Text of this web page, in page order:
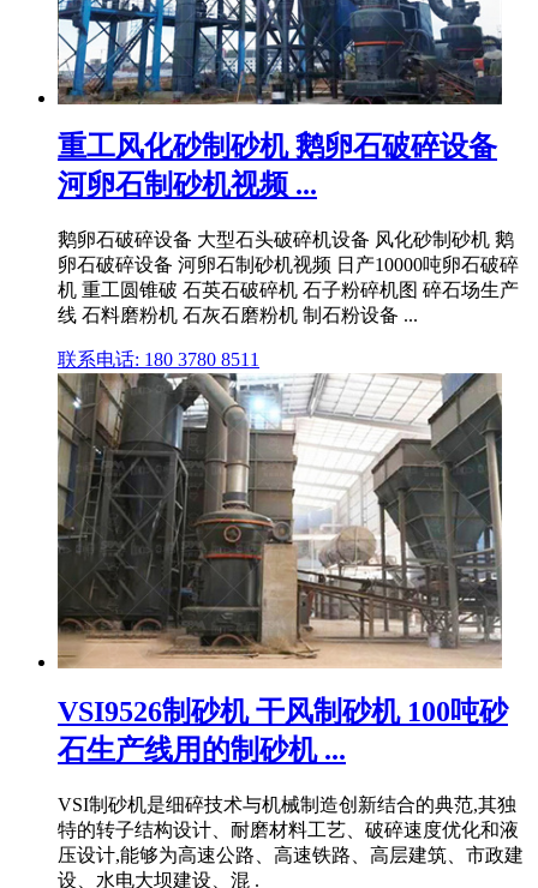
重工风化砂制砂机 鹅卵石破碎设备
河卵石制砂机视频 ...
鹅卵石破碎设备 大型石头破碎机设备 风化砂制砂机 鹅
卵石破碎设备 河卵石制砂机视频 日产10000吨卵石破碎
机 重工圆锥破 石英石破碎机 石子粉碎机图 碎石场生产
线 石料磨粉机 石灰石磨粉机 制石粉设备 ...
联系电话: 180 3780 8511
VSI9526制砂机 干风制砂机 100吨砂
石生产线用的制砂机 ...
VSI制砂机是细碎技术与机械制造创新结合的典范,其独
特的转子结构设计、耐磨材料工艺、破碎速度优化和液
压设计,能够为高速公路、高速铁路、高层建筑、市政建
设、水电大坝建设、混 .